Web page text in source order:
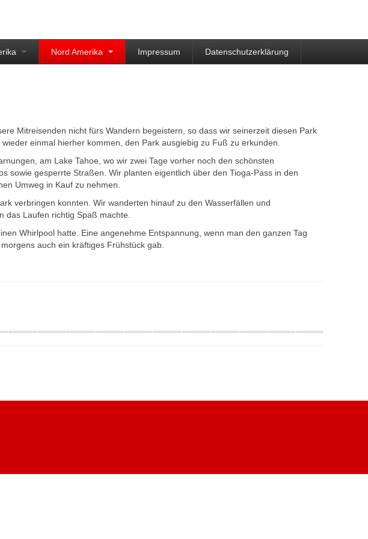
Nord Amerika Impressum Datenschutzerklärung
Mitreisenden nicht fürs Wandern begeistern, so dass wir seinerzeit diesen Park
einmal hierher kommen, den Park ausgiebig zu Fuß zu erkunden.
am Lake Tahoe, wo wir zwei Tage vorher noch den schönsten
sowie gesperrte Straßen. Wir planten eigentlich über den Tioga-Pass in den
Umweg in Kauf zu nehmen.
verbringen konnten. Wir wanderten hinauf zu den Wasserfällen und
das Laufen richtig Spaß machte.
Whirlpool hatte. Eine angenehme Entspannung, wenn man den ganzen Tag
auch ein kräftiges Frühstück gab.